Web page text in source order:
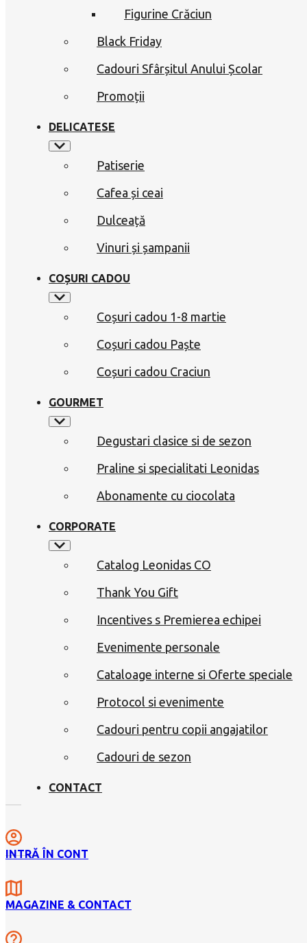
Figurine Crăciun
Black Friday
Cadouri Sfârșitul Anului Școlar
Promoții
DELICATESE
Patiserie
Cafea și ceai
Dulceață
Vinuri și șampanii
COȘURI CADOU
Coșuri cadou 1-8 martie
Coșuri cadou Paște
Coșuri cadou Craciun
GOURMET
Degustari clasice si de sezon
Praline si specialitati Leonidas
Abonamente cu ciocolata
CORPORATE
Catalog Leonidas CO
Thank You Gift
Incentives s Premierea echipei
Evenimente personale
Cataloage interne si Oferte speciale
Protocol si evenimente
Cadouri pentru copii angajatilor
Cadouri de sezon
CONTACT
INTRĂ ÎN CONT
MAGAZINE & CONTACT